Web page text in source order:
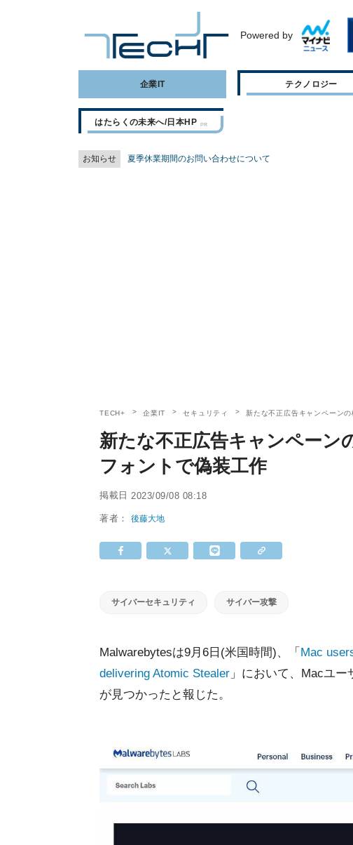
Powered by
企業IT テクノロジー
はたらくの未来へ/日本HP
お知らせ 夏季休業期間のお問い合わせについて
TECH+ 企業IT セキュリティ 新たな不正広告キャンペーン
新たな不正広告キャンペーン
フォントで偽装工作
掲載日 2023/09/08 08:18
著者：後藤大地
サイバーセキュリティ サイバー攻撃
Malwarebytesは9月6日(米国時間)、「 Mac
delivering Atomic Stealer 」において、Macユ
が見つかったと報じた。